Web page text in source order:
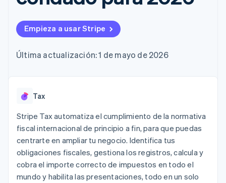
Métodos de
Acceso a más
de 125
Terminal
persona
Boost
de aceptación
Proceso de
compra
acelerado
Financial
Connections
Datos de ctas.
financieras
vinculadas
Recognition
Automatización
contable
Stripe Sigma
Informes
Data Pipeline
de datos
aplicación
Gestión del dinero
Plataformas
Economía de los
creadores
Videojuegos
Hostelería, viajes y ocio
Seguros
Medios de
comunicación y
suscripciones
basada en el consumo
Emitir tarjetas virtuales
Aprovisiona y gestiona
servicios con agentes
Integraciones de
aplicaciones
Muestras de código
Blog de
desarrolladores
Estado de la API
Empresa
Hoja de ruta del
producto
nuestro evento anual
Empleo
Stripe Press
Contacto
Contacta con ventas
Conviértete en socio
Empieza a usar Stripe
Última actualización: 1 de mayo de 2026
Tax
Stripe Tax automatiza el cumplimiento de la normativa
fiscal internacional de principio a fin, para que puedas
centrarte en ampliar tu negocio. Identifica tus
obligaciones fiscales, gestiona los registros, calcula y
cobra el importe correcto de impuestos en todo el
mundo y habilita las presentaciones, todo en un solo